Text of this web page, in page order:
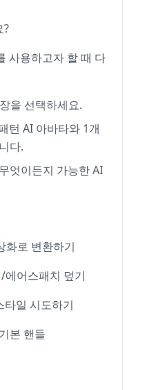
?
사용하고자 할 때 다
을 선택하세요.
턴 AI 아바타와 1개
다.
엇이든지 가능한 AI
화로 변환하기
에어스패치 덮기
타일 시도하기
본 핸들